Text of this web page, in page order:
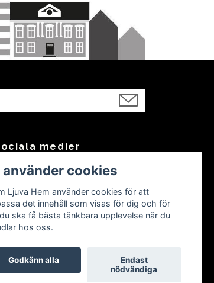
medier
Facebook
Instagram
använder cookies
Ljuva Hem använder cookies för att
det innehåll som visas för dig och för
ska få bästa tänkbara upplevelse när du
hos oss.
Godkänn alla
Endast
nödvändiga